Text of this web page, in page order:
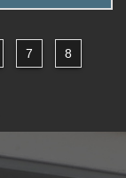
7 8